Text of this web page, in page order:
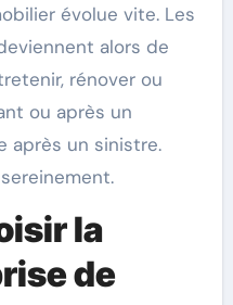
évolue vite. Les
alors de
rénover ou
ou après un
après un sinistre.
la
de